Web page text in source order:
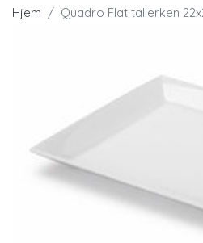
Hjem Quadro Flat tallerken